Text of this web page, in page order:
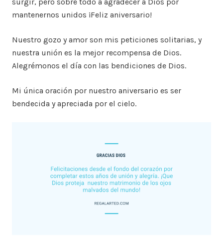
surgir, pero sobre todo a agradecer a Dios por
mantenernos unidos ¡Feliz aniversario!
Nuestro gozo y amor son mis peticiones solitarias, y
nuestra unión es la mejor recompensa de Dios.
Alegrémonos el día con las bendiciones de Dios.
Mi única oración por nuestro aniversario es ser
bendecida y apreciada por el cielo.